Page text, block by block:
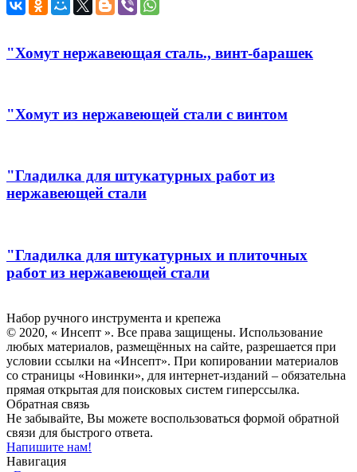
"Хомут нержавеющая сталь., винт-барашек
"Хомут из нержавеющей стали с винтом
"Гладилка для штукатурных работ из
нержавеющей стали
"Гладилка для штукатурных и плиточных
работ из нержавеющей стали
Набор ручного инструмента и крепежа
© 2020, « Инсепт ». Все права защищены. Использование
любых материалов, размещённых на сайте, разрешается при
условии ссылки на «Инсепт». При копировании материалов
со страницы «Новинки», для интернет-изданий – обязательна
прямая открытая для поисковых систем гиперссылка.
Обратная связь
Не забывайте, Вы можете воспользоваться формой обратной
связи для быстрого ответа.
Напишите нам!
Навигация